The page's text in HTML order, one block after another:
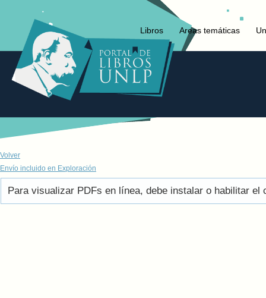
Libros Areas temáticas
Volver
Envío incluido en Exploración
Para visualizar PDFs en línea, debe instalar o habilitar el